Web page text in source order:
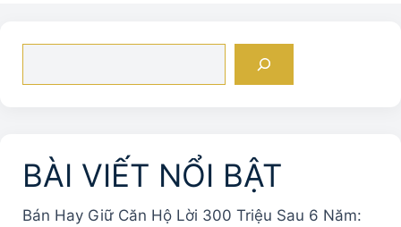
BÀI VIẾT NỔI BẬT
Bán Hay Giữ Căn Hộ Lời 300 Triệu Sau 6 Năm: